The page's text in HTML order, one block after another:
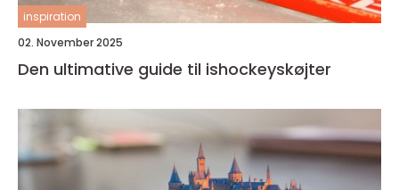
inspiration
02. November 2025
Den ultimative guide til ishockeyskøjter